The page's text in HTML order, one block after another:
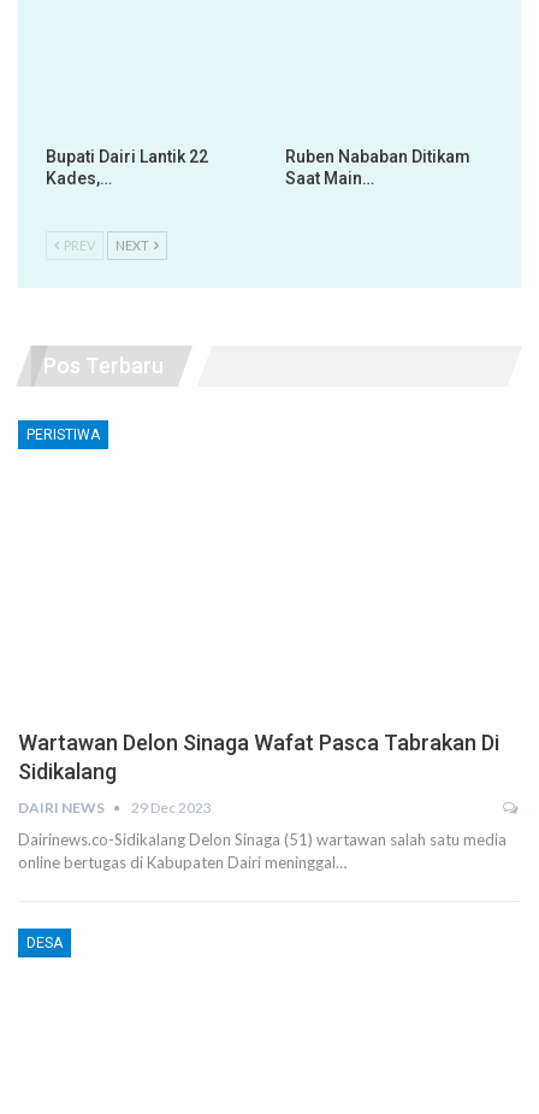
Bupati Dairi Lantik 22
Kades,…
Ruben Nababan Ditikam
Saat Main…
PREV NEXT
Pos Terbaru
PERISTIWA
Wartawan Delon Sinaga Wafat Pasca Tabrakan Di
Sidikalang
DAIRI NEWS 29 Dec 2023
Dairinews.co-Sidikalang Delon Sinaga (51) wartawan salah satu media
online bertugas di Kabupaten Dairi meninggal…
DESA